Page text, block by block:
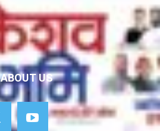
ABOUT US